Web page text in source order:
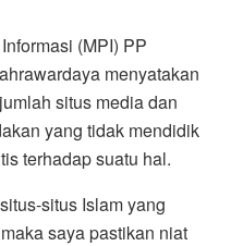
(MPI) PP
menyatakan
situs media dan
yang tidak mendidik
terhadap suatu hal.
situs Islam yang
saya pastikan niat